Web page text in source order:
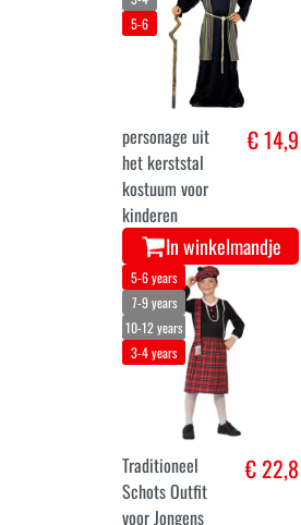
In winkelmandje
11-13
Grappig Monster
Pak voor
Kinderen
€ 16,9
In winkelmandje
5-7